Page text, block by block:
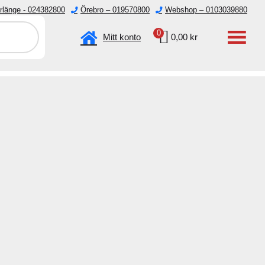
- 024382800 Örebro – 019570800 Webshop – 0103039880
Mitt konto 0 0,00 kr
Verktyg Övrigt